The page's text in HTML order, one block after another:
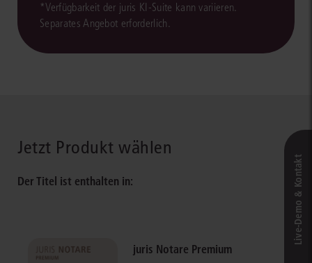
*Verfügbarkeit der juris KI-Suite kann variieren.
Separates Angebot erforderlich.
Jetzt Produkt wählen
Der Titel ist enthalten in:
juris Notare Premium
Live‑Demo & Kontakt